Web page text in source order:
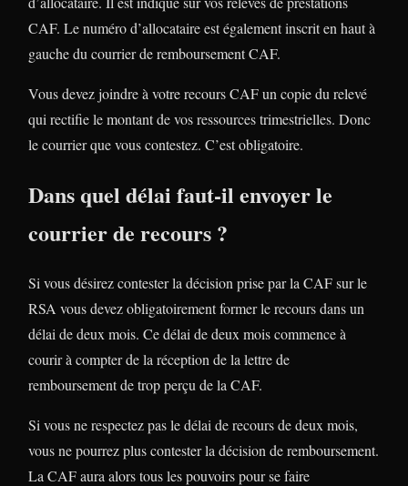
CAF. Le numéro d’allocataire est également inscrit en haut à
gauche du courrier de remboursement CAF.
Vous devez joindre à votre recours CAF un copie du relevé
qui rectifie le montant de vos ressources trimestrielles. Donc
le courrier que vous contestez. C’est obligatoire.
Dans quel délai faut-il envoyer le
courrier de recours ?
Si vous désirez contester la décision prise par la CAF sur le
RSA vous devez obligatoirement former le recours dans un
délai de deux mois. Ce délai de deux mois commence à
courir à compter de la réception de la lettre de
remboursement de trop perçu de la CAF.
Si vous ne respectez pas le délai de recours de deux mois,
vous ne pourrez plus contester la décision de remboursement.
La CAF aura alors tous les pouvoirs pour se faire